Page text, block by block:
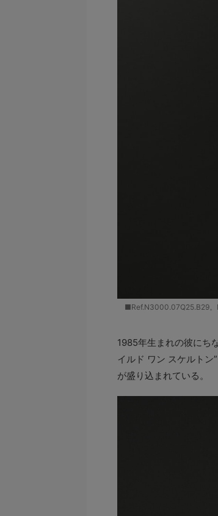
■Ref.N3000.07Q25.B29。
1985年生まれの彼にち
イルド ワン スケルトン
が盛り込まれている。